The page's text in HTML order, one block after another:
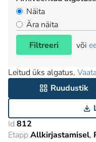
Näita
Ära näita
Filtreeri
või
Leitud üks algatus.
Ruudustik
Id 812
EtappAllkirjastamisel